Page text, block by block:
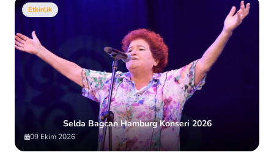
Etkinlik
Selda Bagcan Hamburg Konseri 2026
09 Ekim 2026